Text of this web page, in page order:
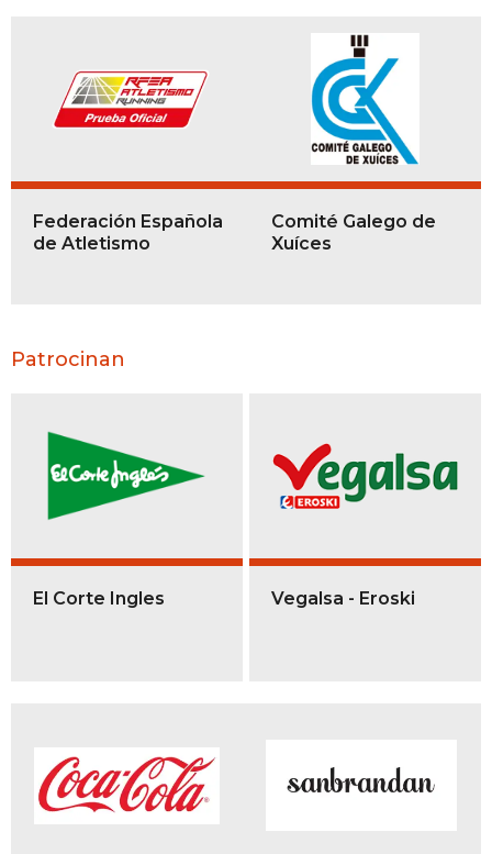
Federación Española
de Atletismo
Comité Galego de
Xuíces
Patrocinan
El Corte Ingles Vegalsa - Eroski